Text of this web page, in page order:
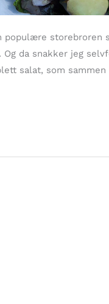
populære storebroren
da snakker jeg
salat, som